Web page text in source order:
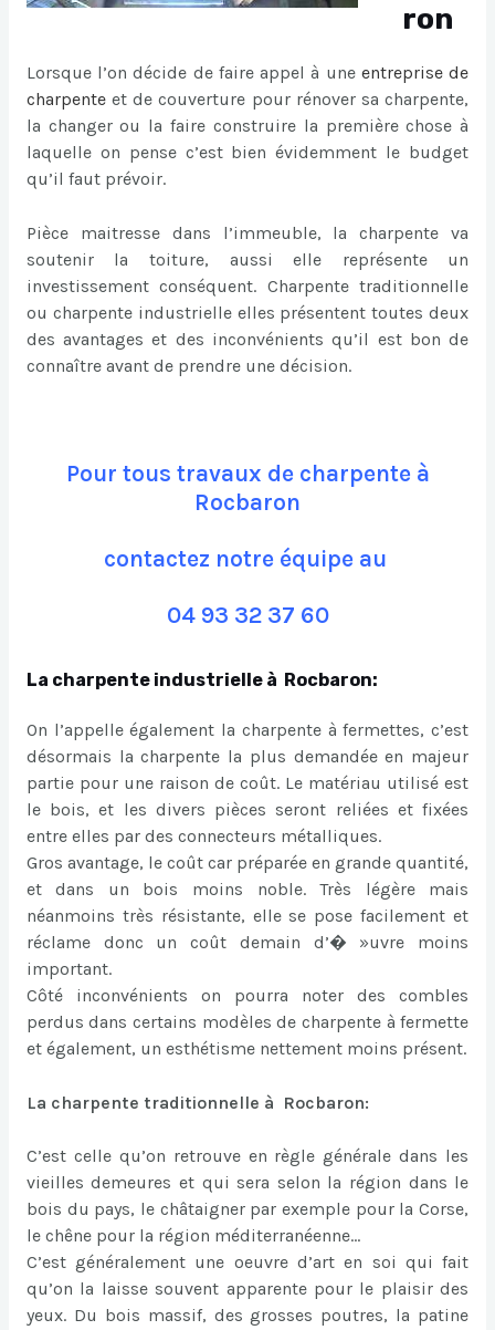
ron
Lorsque l’on décide de faire appel à une entreprise de
charpenteet de couverture pour rénover sa charpente,
la changer ou la faire construire la première chose à
laquelle on pense c’est bien évidemment le budget
qu’il faut prévoir.
Pièce maitresse dans l’immeuble, la charpente va
soutenir la toiture, aussi elle représente un
investissement conséquent. Charpente traditionnelle
ou charpente industrielle elles présentent toutes deux
des avantages et des inconvénients qu’il est bon de
connaître avant de prendre une décision.
Pour tous travaux de charpente à
Rocbaron
contactez notre équipe au
04 93 32 37 60
La charpente industrielle à Rocbaron:
On l’appelle également la charpente à fermettes, c’est
désormais la charpente la plus demandée en majeur
partie pour une raison de coût. Le matériau utilisé est
le bois, et les divers pièces seront reliées et fixées
entre elles par des connecteurs métalliques.
Gros avantage, le coût car préparée en grande quantité,
et dans un bois moins noble. Très légère mais
néanmoins très résistante, elle se pose facilement et
réclame donc un coût demain d’� »uvre moins
important.
Côté inconvénients on pourra noter des combles
perdus dans certains modèles de charpente à fermette
et également, un esthétisme nettement moins présent.
La charpente traditionnelle à Rocbaron:
C’est celle qu’on retrouve en règle générale dans les
vieilles demeures et qui sera selon la région dans le
bois du pays, le châtaigner par exemple pour la Corse,
le chêne pour la région méditerranéenne…
C’est généralement une oeuvre d’art en soi qui fait
qu’on la laisse souvent apparente pour le plaisir des
yeux. Du bois massif, des grosses poutres, la patine